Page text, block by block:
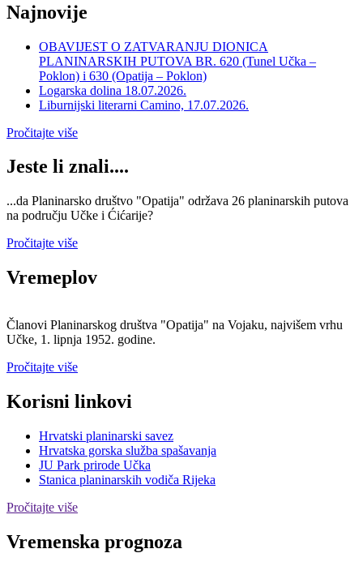
Najnovije
OBAVIJEST O ZATVARANJU DIONICA
PLANINARSKIH PUTOVA BR. 620 (Tunel Učka –
Poklon) i 630 (Opatija – Poklon)
Logarska dolina 18.07.2026.
Liburnijski literarni Camino, 17.07.2026.
Pročitajte više
Jeste li znali....
...da Planinarsko društvo "Opatija" održava 26 planinarskih putova
na području Učke i Ćićarije?
Pročitajte više
Vremeplov
Članovi Planinarskog društva "Opatija" na Vojaku, najvišem vrhu
Učke, 1. lipnja 1952. godine.
Pročitajte više
Korisni linkovi
Hrvatski planinarski savez
Hrvatska gorska služba spašavanja
JU Park prirode Učka
Stanica planinarskih vodiča Rijeka
Pročitajte više
Vremenska prognoza